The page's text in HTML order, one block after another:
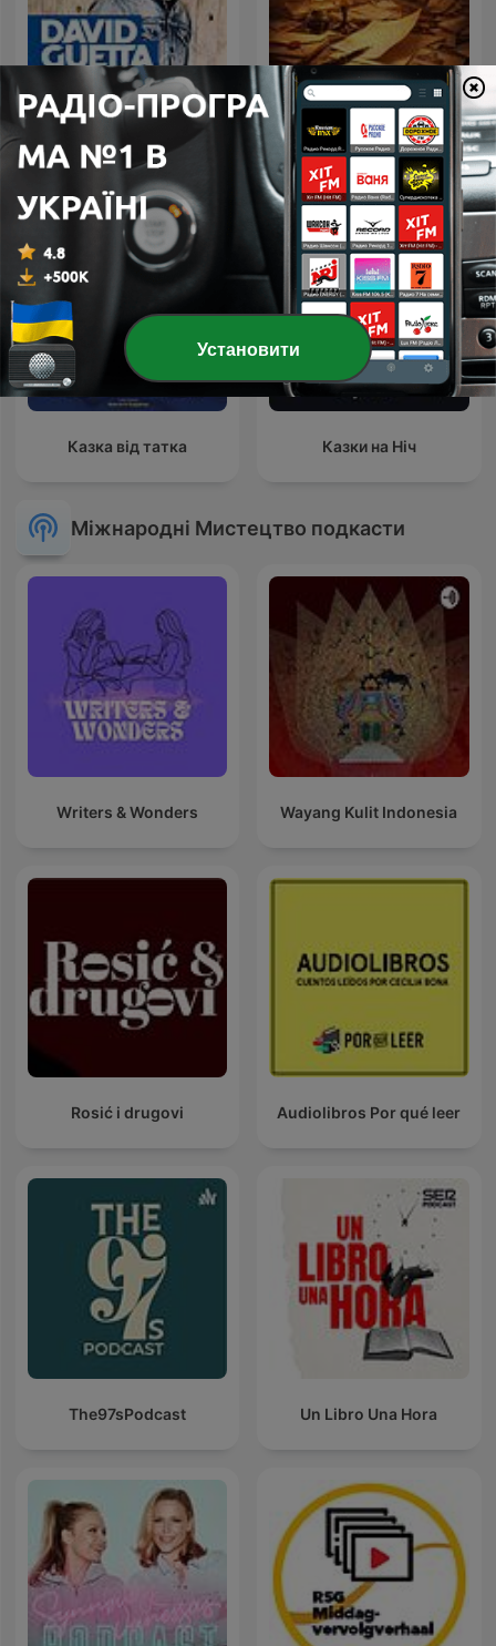
David Guetta Poor Folk
Казка від татка Казки на Ніч
Міжнародні Мистецтво подкасти
Writers & Wonders Wayang Kulit Indonesia
Rosić i drugovi Audiolibros Por qué leer
The97sPodcast Un Libro Una Hora
Установити